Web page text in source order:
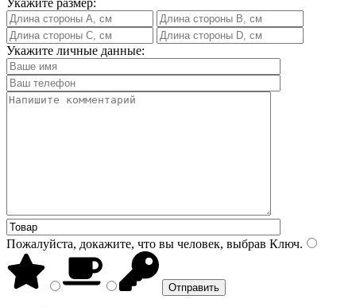
Укажите личные данные:
Пожалуйста, докажите, что вы человек, выбрав Ключ.